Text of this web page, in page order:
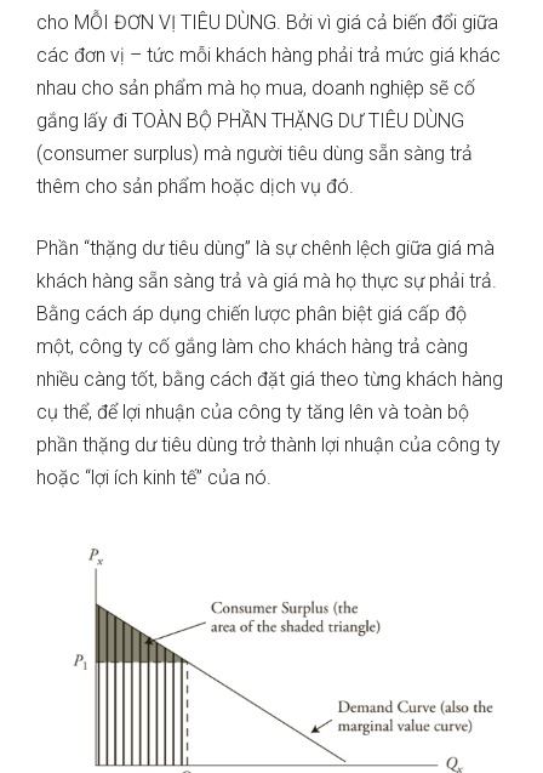
cho MỖI ĐƠN VỊ TIÊU DÙNG. Bởi vì giá cả biến đổi giữa
các đơn vị – tức mỗi khách hàng phải trả mức giá khác
nhau cho sản phẩm mà họ mua, doanh nghiệp sẽ cố
gắng lấy đi TOÀN BỘ PHẦN THẶNG DƯ TIÊU DÙNG
(consumer surplus) mà người tiêu dùng sẵn sàng trả
thêm cho sản phẩm hoặc dịch vụ đó.
Phần “thặng dư tiêu dùng” là sự chênh lệch giữa giá mà
khách hàng sẵn sàng trả và giá mà họ thực sự phải trả.
Bằng cách áp dụng chiến lược phân biệt giá cấp độ
một, công ty cố gắng làm cho khách hàng trả càng
nhiều càng tốt, bằng cách đặt giá theo từng khách hàng
cụ thể, để lợi nhuận của công ty tăng lên và toàn bộ
phần thặng dư tiêu dùng trở thành lợi nhuận của công ty
hoặc “lợi ích kinh tế” của nó.